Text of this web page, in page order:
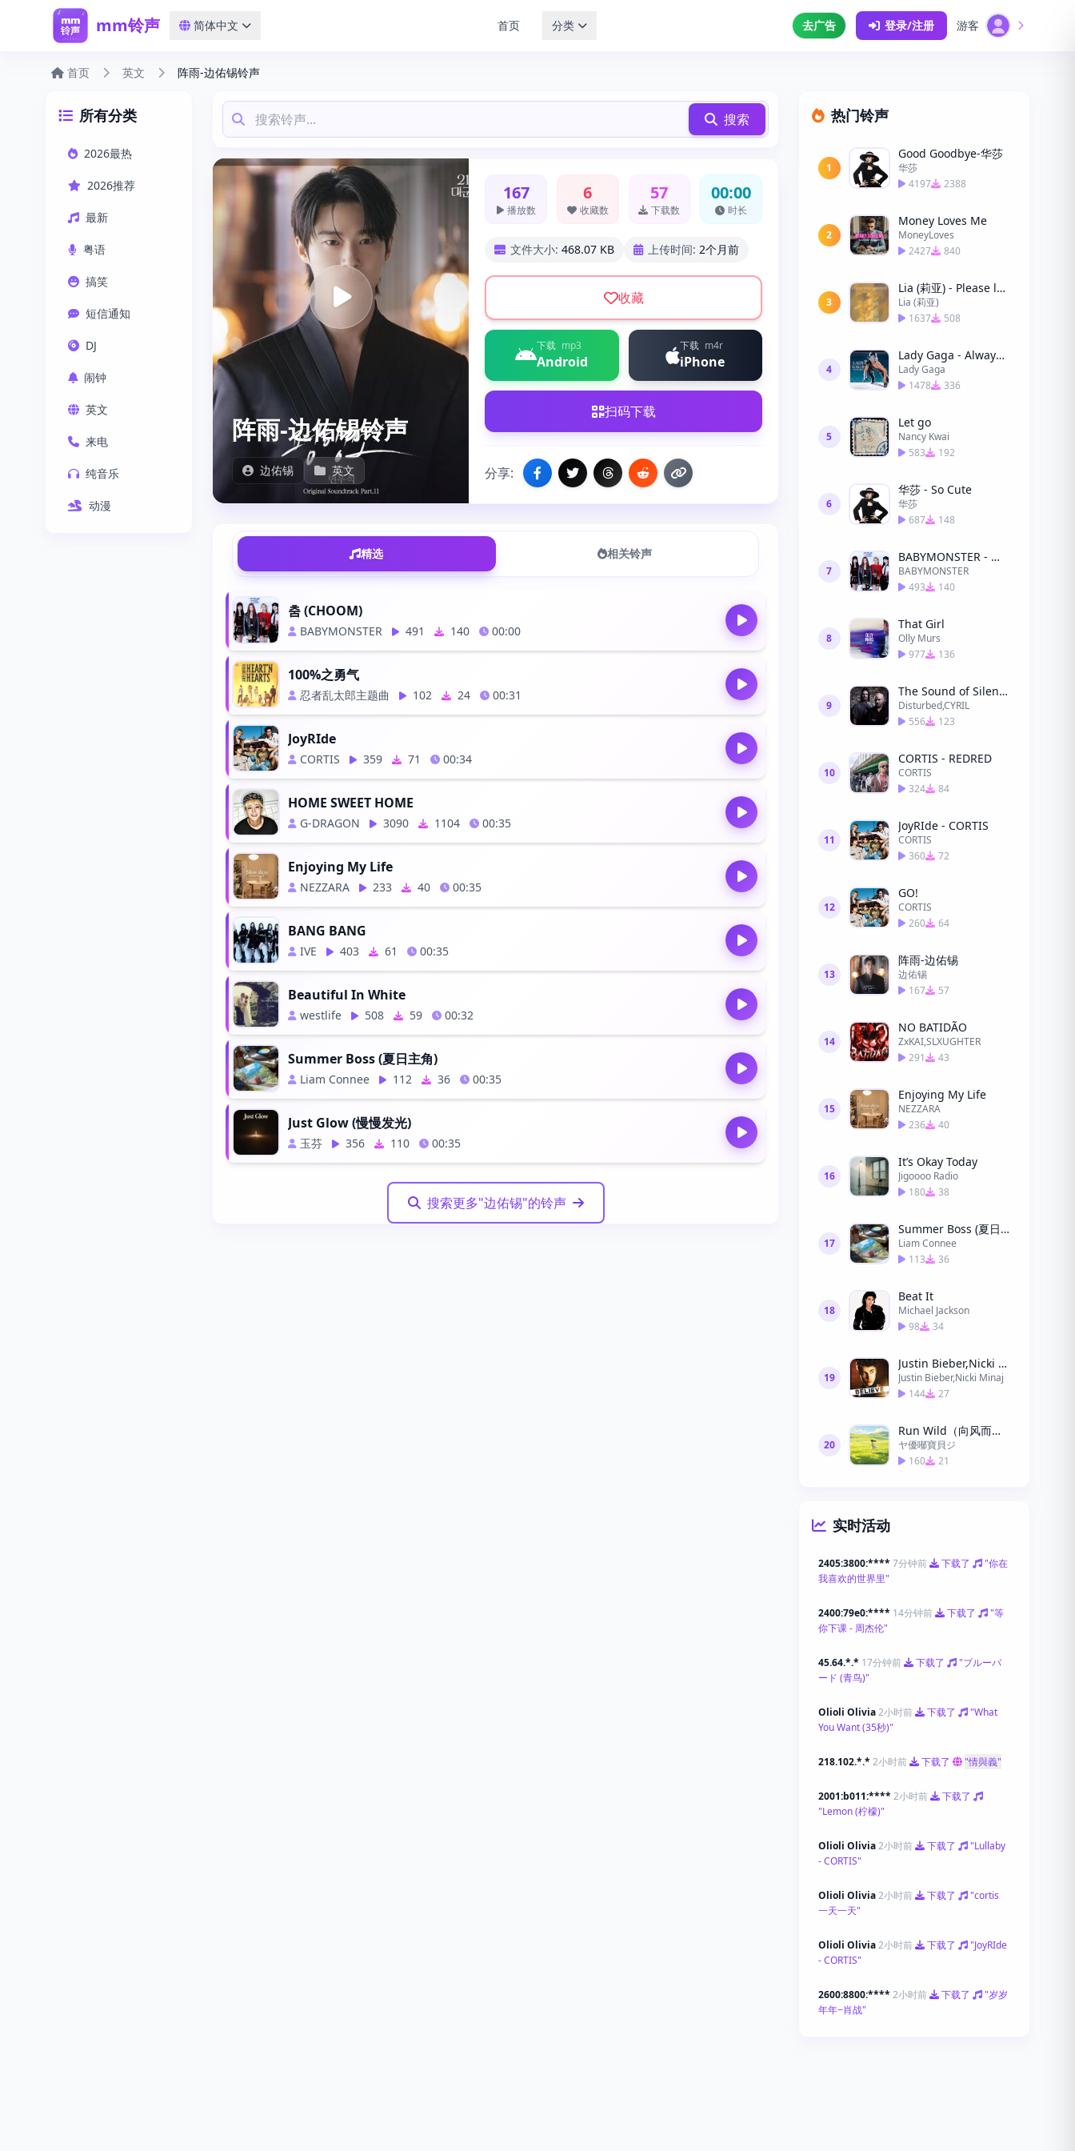
mm铃声 简体中文 首页 分类 去广告 登录/注册 游客
首页 英文 阵雨-边佑锡铃声
所有分类
2026最热
2026推荐
最新
粤语
搞笑
短信通知
DJ
闹钟
英文
来电
纯音乐
动漫
搜索
阵雨-边佑锡铃声
边佑锡 英文
167
播放数
6
收藏数
57
下载数
00:00
时长
文件大小: 468.07 KB 上传时间: 2个月前
收藏
下载 mp3
Android
下载 m4r
iPhone
扫码下载
分享:
精选 相关铃声
춤 (CHOOM)
BABYMONSTER 491 140 00:00
100%之勇气
忍者乱太郎主题曲 102 24 00:31
JoyRIde
CORTIS 359 71 00:34
HOME SWEET HOME
G-DRAGON 3090 1104 00:35
Enjoying My Life
NEZZARA 233 40 00:35
BANG BANG
IVE 403 61 00:35
Beautiful In White
westlife 508 59 00:32
Summer Boss (夏日主角)
Liam Connee 112 36 00:35
Just Glow (慢慢发光)
玉芬 356 110 00:35
搜索更多"边佑锡"的铃声
热门铃声
1
Good Goodbye-华莎
华莎
4197
2388
2
Money Loves Me
MoneyLoves
2427
840
3
Lia (莉亚) - Please love yourself (请好好爱自己)
Lia (莉亚)
1637
508
4
Lady Gaga - Always Remember Us This Way
Lady Gaga
1478
336
5
Let go
Nancy Kwai
583
192
6
华莎 - So Cute
华莎
687
148
7
BABYMONSTER - 춤 (CHOOM)
BABYMONSTER
493
140
8
That Girl
Olly Murs
977
136
9
The Sound of Silence (CYRIL Remix) (CYRIL Remix)
Disturbed,CYRIL
556
123
10
CORTIS - REDRED
CORTIS
324
84
11
JoyRIde - CORTIS
CORTIS
360
72
12
GO!
CORTIS
260
64
13
阵雨-边佑锡
边佑锡
167
57
14
NO BATIDÃO
ZxKAI,SLXUGHTER
291
43
15
Enjoying My Life
NEZZARA
236
40
16
It’s Okay Today
Jigoooo Radio
180
38
17
Summer Boss (夏日主角)
Liam Connee
113
36
18
Beat It
Michael Jackson
98
34
19
Justin Bieber,Nicki Minaj - Beauty And A Beat
Justin Bieber,Nicki Minaj
144
27
20
Run Wild（向风而野）
ヤ優喐寶貝ジ
160
21
实时活动
2405:3800:**** 7分钟前 下载了
"你在
我喜欢的世界里"
2400:79e0:**** 14分钟前 下载了
"等
你下课 - 周杰伦"
45.64.*.* 17分钟前 下载了
"ブルーバ
ード (青鸟)"
Olioli Olivia2小时前 下载了
"What
You Want (35秒)"
218.102.*.* 2小时前 下载了 "情與義"
2001:b011:**** 2小时前
下载了
"Lemon (柠檬)"
Olioli Olivia2小时前 下载了
"Lullaby
- CORTIS"
Olioli Olivia2小时前 下载了
"cortis
一天一天"
Olioli Olivia2小时前 下载了
"JoyRIde
- CORTIS"
2600:8800:**** 2小时前 下载了
"岁岁
年年−肖战"